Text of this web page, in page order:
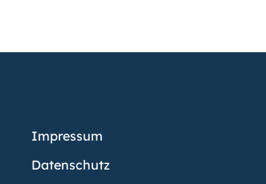
Impressum
Datenschutz